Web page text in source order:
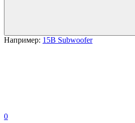
Например: 15B Subwoofer
0